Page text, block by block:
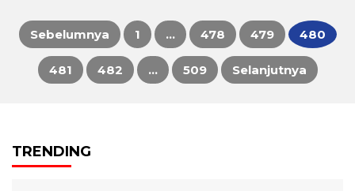
Paginasi
Sebelumnya 1 … 478 479 480
481 482 … 509 Selanjutnya
TRENDING